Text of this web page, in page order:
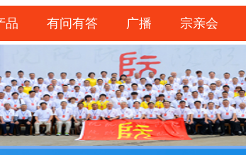
品 有问有答 广播 宗亲会